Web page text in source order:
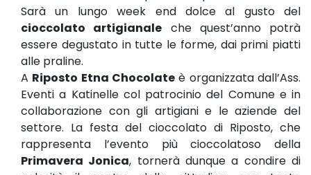
Sarà un lungo week end dolce al gusto del
cioccolato artigianale che quest’anno potrà
essere degustato in tutte le forme, dai primi piatti
alle praline.
A Riposto Etna Chocolate è organizzata dall’Ass.
Eventi a Katinelle col patrocinio del Comune e in
collaborazione con gli artigiani e le aziende del
settore. La festa del cioccolato di Riposto, che
rappresenta l’evento più cioccolatoso della
Primavera Jonica, tornerà dunque a condire di